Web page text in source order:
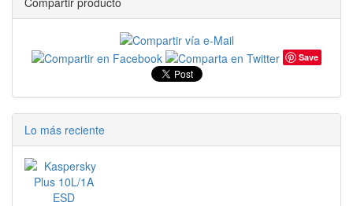
Save
Lo más reciente